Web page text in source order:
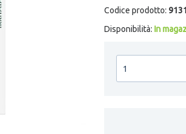
Codice prodotto:
Disponibilità: In